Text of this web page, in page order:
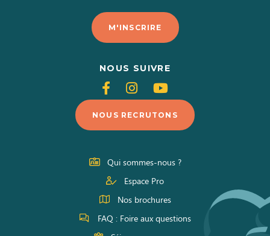
M'INSCRIRE
NOUS SUIVRE
Suivez-
nous
sur
Facebook
Suivez-
nous
sur
Instagram
Suivez-
nous
sur
Youtube
NOUS RECRUTONS
Qui sommes-nous ?
Espace Pro
Nos brochures
FAQ : Foire aux questions